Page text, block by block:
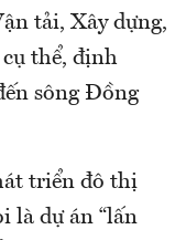
tải, Xây dựng,
thể, định
sông Đồng
triển đô thị
là dự án “lấn